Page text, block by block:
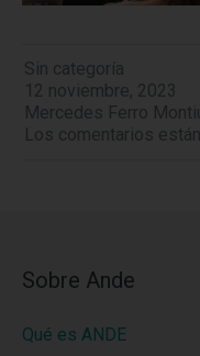
Sin categoría
12 noviembre, 2023
Mercedes Ferro
Los comentarios
Sobre Ande
Qué es ANDE